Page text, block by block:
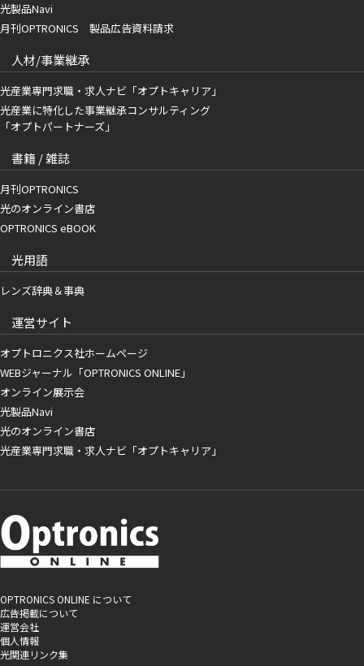
光製品Navi
月刊OPTRONICS 製品広告資料請求
人材/事業継承
光産業専門求職・求人ナビ「オプトキャリア」
光産業に特化した事業継承コンサルティング
「オプトパートナーズ」
書籍 / 雑誌
月刊OPTRONICS
光のオンライン書店
OPTRONICS eBOOK
光用語
レンズ辞典＆事典
運営サイト
オプトロニクス社ホームページ
WEBジャーナル「OPTRONICS ONLINE」
オンライン展示会
光製品Navi
光のオンライン書店
光産業専門求職・求人ナビ「オプトキャリア」
OPTRONICS ONLINE について
広告掲載について
運営会社
個人情報
光関連リンク集